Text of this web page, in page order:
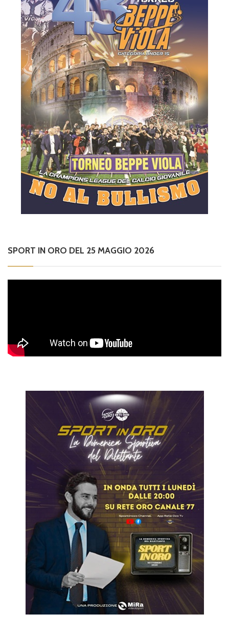
SPORT IN ORO DEL 25 MAGGIO 2026